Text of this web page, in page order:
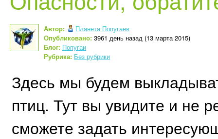
Автор:
Планета Попугаев
Опубликовано: 3961 день назад (13 марта 2015)
Блог: Попугаи
Рубрика: Без рубрики
Здесь мы будем
птиц. Тут вы увидите и не
сможете задать